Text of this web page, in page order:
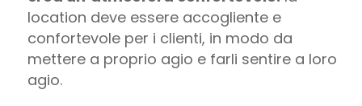
location deve essere accogliente e
confortevole per i clienti, in modo da
mettere a proprio agio e farli sentire a loro
agio.